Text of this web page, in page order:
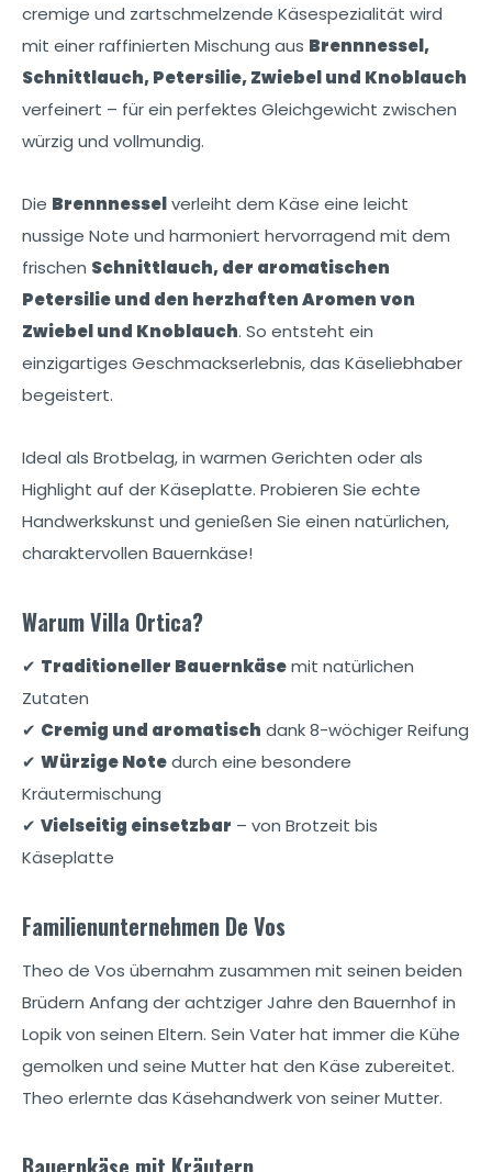
cremige und zartschmelzende Käsespezialität wird
mit einer raffinierten Mischung aus Brennnessel,
Schnittlauch, Petersilie, Zwiebel und Knoblauch
verfeinert – für ein perfektes Gleichgewicht zwischen
würzig und vollmundig.
Die Brennnesselverleiht dem Käse eine leicht
nussige Note und harmoniert hervorragend mit dem
frischen Schnittlauch, der aromatischen
Petersilie und den herzhaften Aromen von
Zwiebel und Knoblauch. So entsteht ein
einzigartiges Geschmackserlebnis, das Käseliebhaber
begeistert.
Ideal als Brotbelag, in warmen Gerichten oder als
Highlight auf der Käseplatte. Probieren Sie echte
Handwerkskunst und genießen Sie einen natürlichen,
charaktervollen Bauernkäse!
Warum Villa Ortica?
✔ Traditioneller Bauernkäsemit natürlichen
Zutaten
✔ Cremig und aromatisch dank 8-wöchiger Reifung
✔ Würzige Notedurch eine besondere
Kräutermischung
✔ Vielseitig einsetzbar – von Brotzeit bis
Käseplatte
Familienunternehmen De Vos
Theo de Vos übernahm zusammen mit seinen beiden
Brüdern Anfang der achtziger Jahre den Bauernhof in
Lopik von seinen Eltern. Sein Vater hat immer die Kühe
gemolken und seine Mutter hat den Käse zubereitet.
Theo erlernte das Käsehandwerk von seiner Mutter.